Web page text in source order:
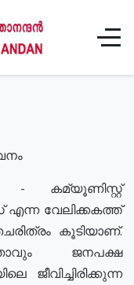
- കമ്യൂണിസ്റ്റ്
എന്ന വേലിക്കകത്ത്
കൂടിയാണ്.
ജനപക്ഷ
ജീവിച്ചിരിക്കുന്ന